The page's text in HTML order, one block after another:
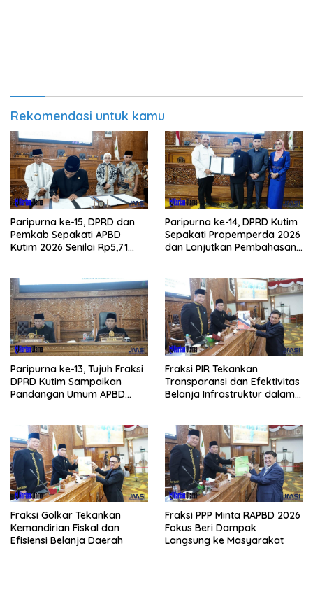
Rekomendasi untuk kamu
Paripurna ke-15, DPRD dan
Pemkab Sepakati APBD
Kutim 2026 Senilai Rp5,71
Paripurna ke-14, DPRD Kutim
Sepakati Propemperda 2026
dan Lanjutkan Pembahasan
Paripurna ke-13, Tujuh Fraksi
DPRD Kutim Sampaikan
Pandangan Umum APBD
Fraksi PIR Tekankan
Transparansi dan Efektivitas
Belanja Infrastruktur dalam
Fraksi Golkar Tekankan
Kemandirian Fiskal dan
Efisiensi Belanja Daerah
Fraksi PPP Minta RAPBD 2026
Fokus Beri Dampak
Langsung ke Masyarakat